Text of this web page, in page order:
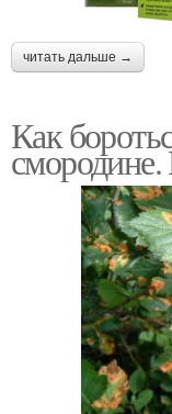
читать дальше →
Как
смородине.